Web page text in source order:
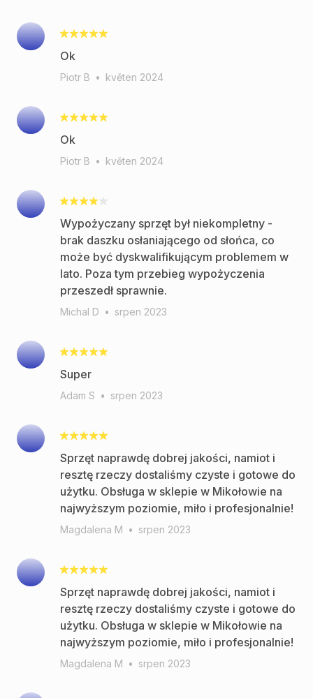
Ok
Piotr B • květen 2024
Ok
Piotr B • květen 2024
Wypożyczany sprzęt był niekompletny -
brak daszku osłaniającego od słońca, co
może być dyskwalifikującym problemem w
lato. Poza tym przebieg wypożyczenia
przeszedł sprawnie.
Michal D • srpen 2023
Super
Adam S • srpen 2023
Sprzęt naprawdę dobrej jakości, namiot i
resztę rzeczy dostaliśmy czyste i gotowe do
użytku. Obsługa w sklepie w Mikołowie na
najwyższym poziomie, miło i profesjonalnie!
Magdalena M • srpen 2023
Sprzęt naprawdę dobrej jakości, namiot i
resztę rzeczy dostaliśmy czyste i gotowe do
użytku. Obsługa w sklepie w Mikołowie na
najwyższym poziomie, miło i profesjonalnie!
Magdalena M • srpen 2023